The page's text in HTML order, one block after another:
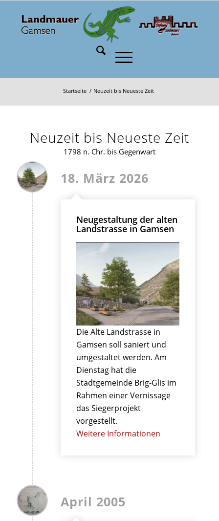
Startseite / Neuzeit bis Neueste Zeit
Neuzeit bis Neueste Zeit
1798 n. Chr. bis Gegenwart
18. März 2026
Neugestaltung der alten
Landstrasse in Gamsen
Die Alte Landstrasse in
Gamsen soll saniert und
umgestaltet werden. Am
Dienstag hat die
Stadtgemeinde Brig-Glis im
Rahmen einer Vernissage
das Siegerprojekt
vorgestellt.
Weitere Informationen
April 2005